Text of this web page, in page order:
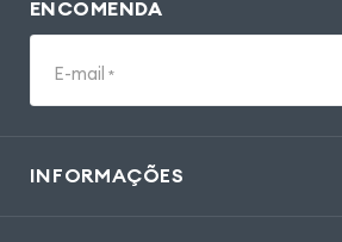
ENCOMENDA
E-mail *
INFORMAÇÕES